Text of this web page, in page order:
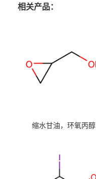
相关产品：
缩水甘油，环氧丙醇